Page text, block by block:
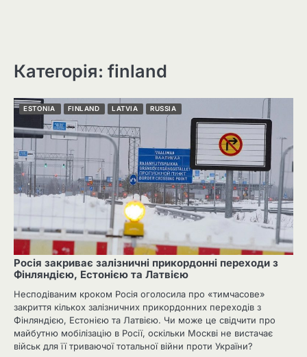
Категорія: finland
ESTONIA FINLAND LATVIA RUSSIA
Росія закриває залізничні прикордонні переходи з
Фінляндією, Естонією та Латвією
Несподіваним кроком Росія оголосила про «тимчасове»
закриття кількох залізничних прикордонних переходів з
Фінляндією, Естонією та Латвією. Чи може це свідчити про
майбутню мобілізацію в Росії, оскільки Москві не вистачає
військ для її триваючої тотальної війни проти України?